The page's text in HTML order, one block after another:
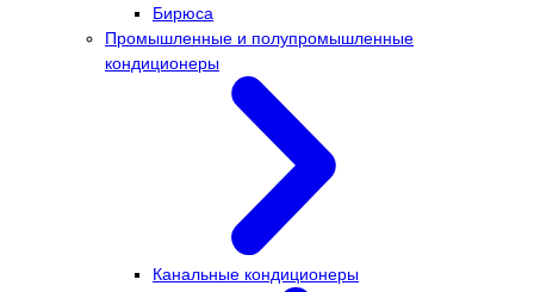
Бирюса
Промышленные и полупромышленные
кондиционеры
Канальные кондиционеры